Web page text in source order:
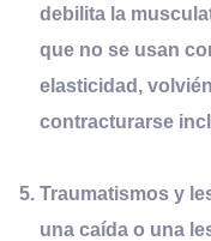
debilita la
que no se usan
elasticidad,
contracturarse
Traumatismos y l
una caída o una